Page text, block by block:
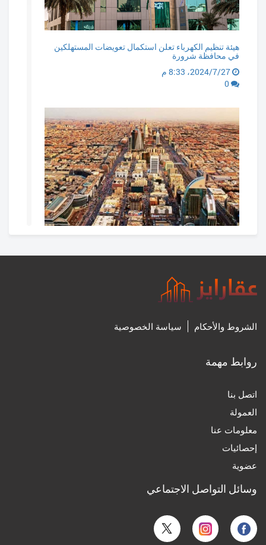
هيئة تنظيم الكهرباء تعلن استكمال تعويضات المستهلكين
في محافظة شرورة
غدا.. بدء التسجيل العقاري لـ 113,541 قطعة عقارية في 11
27‏/7‏/2024، 8:31 م
0
تدشين المشروع
0
الشروط والأحكام سياسة الخصوصية
روابط مهمة
اتصل بنا
العمولة
معلومات عنا
إحصائيات
عضوية
وسائل التواصل الاجتماعي